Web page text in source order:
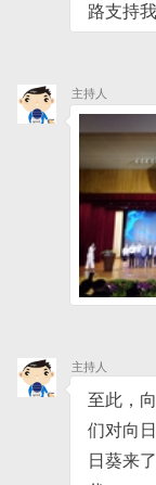
路支持
主持人
主持人
至此，
们对向
日葵来